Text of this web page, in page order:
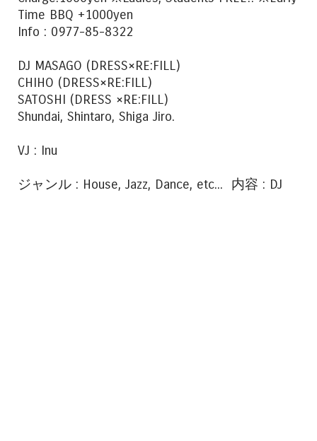
Time BBQ +1000yen
Info : 0977-85-8322
DJ MASAGO (DRESS×RE:FILL)
CHIHO (DRESS×RE:FILL)
SATOSHI (DRESS ×RE:FILL)
Shundai, Shintaro, Shiga Jiro.
VJ : Inu
ジャンル : House, Jazz, Dance, etc... 内容 : DJ